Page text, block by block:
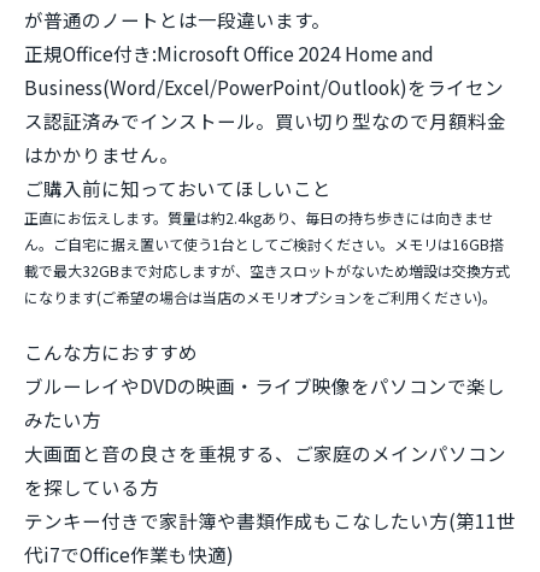
が普通のノートとは一段違います。
正規Office付き:Microsoft Office 2024 Home and
Business(Word/Excel/PowerPoint/Outlook)をライセン
ス認証済みでインストール。買い切り型なので月額料金
はかかりません。
ご購入前に知っておいてほしいこと
正直にお伝えします。質量は約2.4kgあり、毎日の持ち歩きには向きませ
ん。ご自宅に据え置いて使う1台としてご検討ください。メモリは16GB搭
載で最大32GBまで対応しますが、空きスロットがないため増設は交換方式
になります(ご希望の場合は当店のメモリオプションをご利用ください)。
こんな方におすすめ
ブルーレイやDVDの映画・ライブ映像をパソコンで楽し
みたい方
大画面と音の良さを重視する、ご家庭のメインパソコン
を探している方
テンキー付きで家計簿や書類作成もこなしたい方(第11世
代i7でOffice作業も快適)